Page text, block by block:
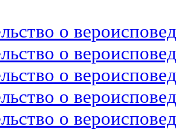
о
о
о
о
о